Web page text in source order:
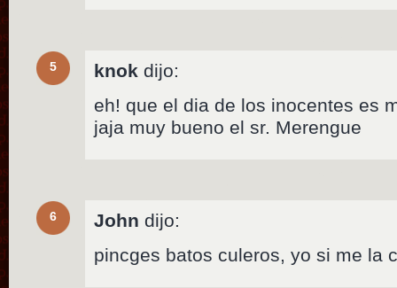
5 knok dijo:
eh! que el dia de los inocentes es
jaja muy bueno el sr. Merengue
6 John dijo:
pincges batos culeros, yo si me la